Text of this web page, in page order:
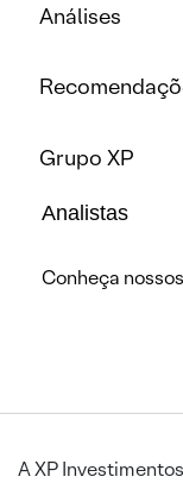
Análises
Grupo XP
Analistas
Conheça
A XP